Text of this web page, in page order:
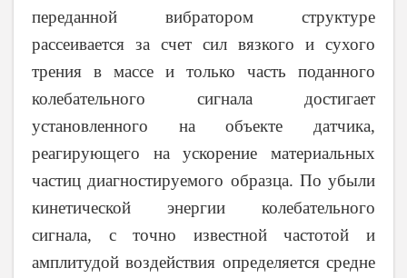
переданной вибратором структуре
рассеивается за счет сил вязкого и сухого
трения в массе и только часть поданного
колебательного сигнала достигает
установленного на объекте датчика,
реагирующего на ускорение материальных
частиц диагностируемого образца. По убыли
кинетической энергии колебательного
сигнала, с точно известной частотой и
амплитудой воздействия определяется средне